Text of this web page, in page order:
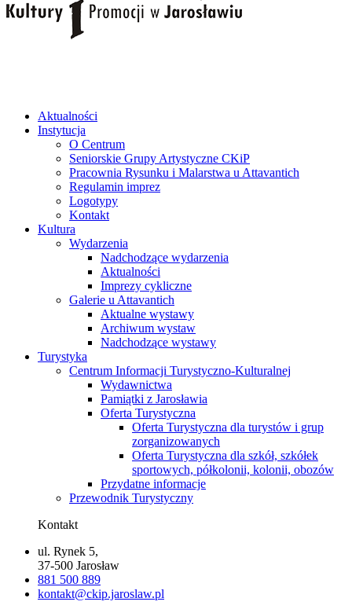
Aktualności
Instytucja
O Centrum
Seniorskie Grupy Artystyczne CKiP
Pracownia Rysunku i Malarstwa u Attavantich
Regulamin imprez
Logotypy
Kontakt
Kultura
Wydarzenia
Nadchodzące wydarzenia
Aktualności
Imprezy cykliczne
Galerie u Attavantich
Aktualne wystawy
Archiwum wystaw
Nadchodzące wystawy
Turystyka
Centrum Informacji Turystyczno-Kulturalnej
Wydawnictwa
Pamiątki z Jarosławia
Oferta Turystyczna
Oferta Turystyczna dla turystów i grup
zorganizowanych
Oferta Turystyczna dla szkół, szkółek
sportowych, półkolonii, kolonii, obozów
Przydatne informacje
Przewodnik Turystyczny
Kontakt
ul. Rynek 5,
37-500 Jarosław
881 500 889
kontakt@ckip.jaroslaw.pl